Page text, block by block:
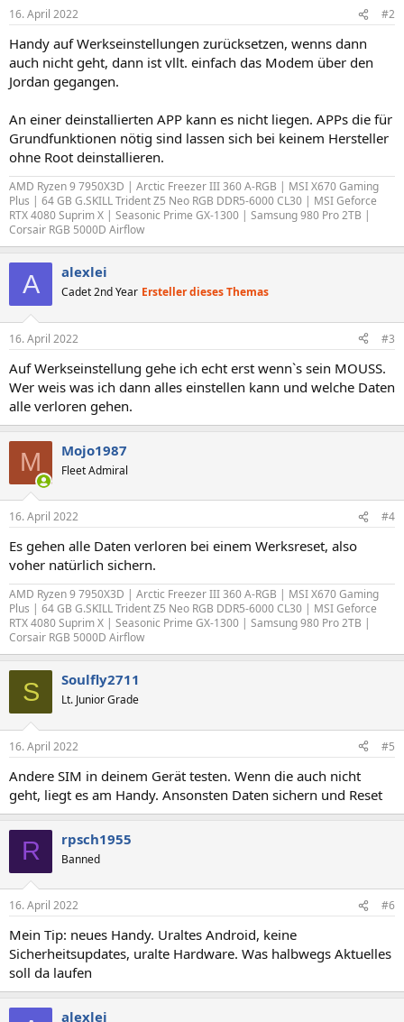
16. April 2022 #2
Handy auf Werkseinstellungen zurücksetzen, wenns dann
auch nicht geht, dann ist vllt. einfach das Modem über den
Jordan gegangen.
An einer deinstallierten APP kann es nicht liegen. APPs die für
Grundfunktionen nötig sind lassen sich bei keinem Hersteller
ohne Root deinstallieren.
AMD Ryzen 9 7950X3D | Arctic Freezer III 360 A-RGB | MSI X670 Gaming
Plus | 64 GB G.SKILL Trident Z5 Neo RGB DDR5-6000 CL30 | MSI Geforce
RTX 4080 Suprim X | Seasonic Prime GX-1300 | Samsung 980 Pro 2TB |
Corsair RGB 5000D Airflow
A alexlei
Cadet 2nd Year Ersteller dieses Themas
16. April 2022 #3
Auf Werkseinstellung gehe ich echt erst wenn`s sein MOUSS.
Wer weis was ich dann alles einstellen kann und welche Daten
alle verloren gehen.
M Mojo1987
Fleet Admiral
16. April 2022 #4
Es gehen alle Daten verloren bei einem Werksreset, also
voher natürlich sichern.
AMD Ryzen 9 7950X3D | Arctic Freezer III 360 A-RGB | MSI X670 Gaming
Plus | 64 GB G.SKILL Trident Z5 Neo RGB DDR5-6000 CL30 | MSI Geforce
RTX 4080 Suprim X | Seasonic Prime GX-1300 | Samsung 980 Pro 2TB |
Corsair RGB 5000D Airflow
S Soulfly2711
Lt. Junior Grade
16. April 2022 #5
Andere SIM in deinem Gerät testen. Wenn die auch nicht
geht, liegt es am Handy. Ansonsten Daten sichern und Reset
R rpsch1955
Banned
16. April 2022 #6
Mein Tip: neues Handy. Uraltes Android, keine
Sicherheitsupdates, uralte Hardware. Was halbwegs Aktuelles
soll da laufen
alexlei